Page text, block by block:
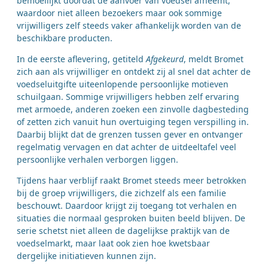
waardoor niet alleen bezoekers maar ook sommige
vrijwilligers zelf steeds vaker afhankelijk worden van de
beschikbare producten.
In de eerste aflevering, getiteld Afgekeurd, meldt Bromet
zich aan als vrijwilliger en ontdekt zij al snel dat achter de
voedseluitgifte uiteenlopende persoonlijke motieven
schuilgaan. Sommige vrijwilligers hebben zelf ervaring
met armoede, anderen zoeken een zinvolle dagbesteding
of zetten zich vanuit hun overtuiging tegen verspilling in.
Daarbij blijkt dat de grenzen tussen gever en ontvanger
regelmatig vervagen en dat achter de uitdeeltafel veel
persoonlijke verhalen verborgen liggen.
Tijdens haar verblijf raakt Bromet steeds meer betrokken
bij de groep vrijwilligers, die zichzelf als een familie
beschouwt. Daardoor krijgt zij toegang tot verhalen en
situaties die normaal gesproken buiten beeld blijven. De
serie schetst niet alleen de dagelijkse praktijk van de
voedselmarkt, maar laat ook zien hoe kwetsbaar
dergelijke initiatieven kunnen zijn.